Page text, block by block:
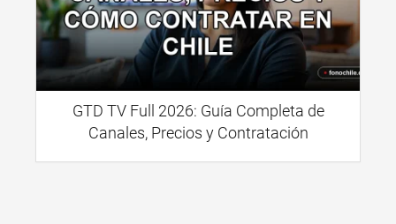
GTD TV Full 2026: Guía Completa de
Canales, Precios y Contratación